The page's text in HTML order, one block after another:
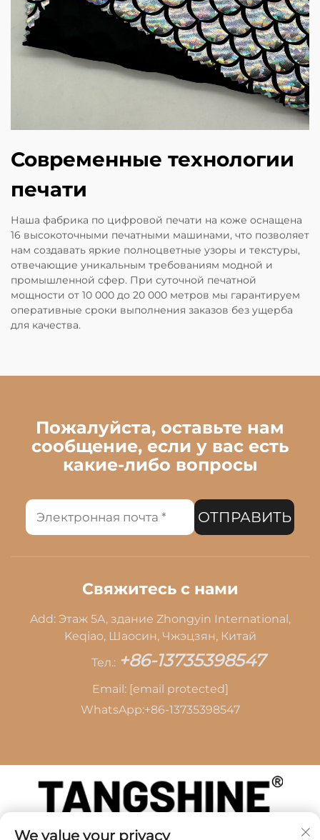
Современные технологии
печати
Наша фабрика по цифровой печати на коже оснащена
16 высокоточными печатными машинами, что позволяет
нам создавать яркие полноцветные узоры и текстуры,
отвечающие уникальным требованиям модной и
промышленной сфер. При суточной печатной
мощности от 10 000 до 20 000 метров мы гарантируем
оперативные сроки выполнения заказов без ущерба
для качества.
Пожалуйста, оставьте нам
сообщение, если у вас есть
какие-либо вопросы
ОТПРАВИТЬ
Свяжитесь с нами
Add: Этаж 5A, здание Zhongyin International,
Keqiao, Шаосин, Чжэцзян, Китай
Тел.: +86-13735398547
Email: [email protected]
WhatsApp:+86-13735398547
Авторские права © 2026 SHAOXING TANG CAI
We value your privacy